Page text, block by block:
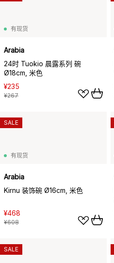
有现货
Arabia
24时 Tuokio 晨露系列 碗
Ø18cm, 米色
¥235
¥267
有现货
Arabia
Kirnu 装饰碗 Ø16cm, 米色
¥468
¥608
SALE
SALE